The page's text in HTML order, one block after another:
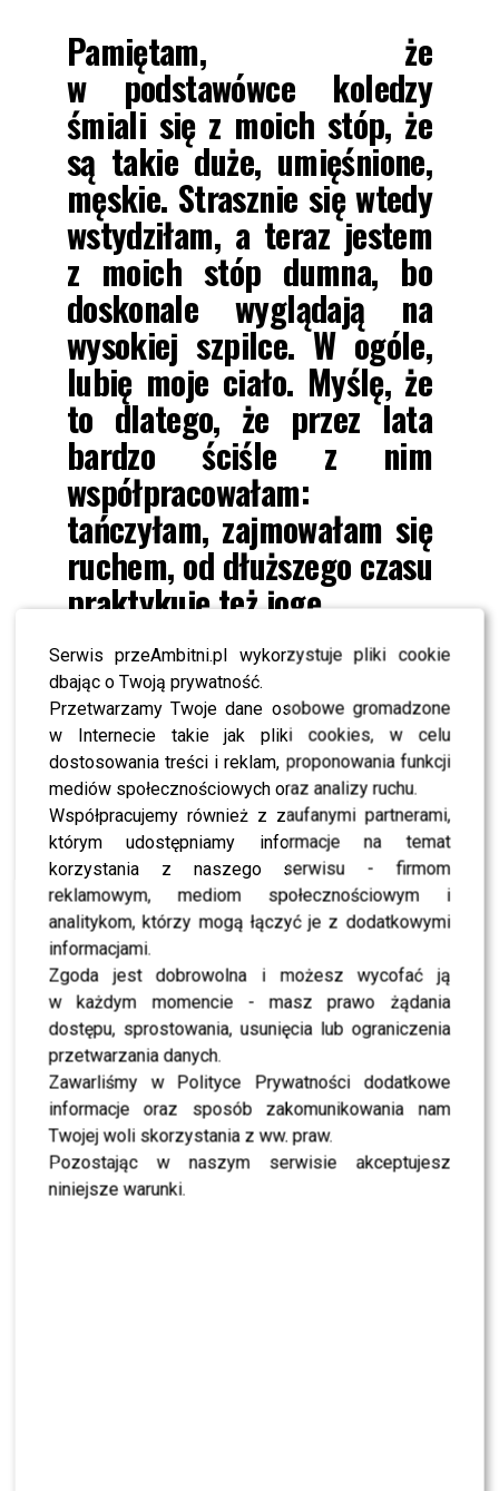
Serwis przeAmbitni.pl wykorzystuje pliki cookie
dbając o Twoją prywatność.
Przetwarzamy Twoje dane osobowe gromadzone
w Internecie takie jak pliki cookies, w celu
dostosowania treści i reklam, proponowania funkcji
mediów społecznościowych oraz analizy ruchu.
Współpracujemy również z zaufanymi partnerami,
którym udostępniamy informacje na temat
korzystania z naszego serwisu - firmom
reklamowym, mediom społecznościowym i
analitykom, którzy mogą łączyć je z dodatkowymi
informacjami.
Zgoda jest dobrowolna i możesz wycofać ją
w każdym momencie - masz prawo żądania
dostępu, sprostowania, usunięcia lub ograniczenia
przetwarzania danych.
Zawarliśmy w Polityce Prywatności dodatkowe
informacje oraz sposób zakomunikowania nam
Twojej woli skorzystania z ww. praw.
Pozostając w naszym serwisie akceptujesz
niniejsze warunki.
Pamiętam, że
w podstawówce koledzy
śmiali się z moich stóp, że
są takie duże, umięśnione,
męskie. Strasznie się wtedy
wstydziłam, a teraz jestem
z moich stóp dumna, bo
doskonale wyglądają na
wysokiej szpilce. W ogóle,
lubię moje ciało. Myślę, że
to dlatego, że przez lata
bardzo ściśle z nim
współpracowałam:
tańczyłam, zajmowałam się
ruchem, od dłuższego czasu
praktykuję też jogę
Czarnobiałe fotografieKasiwykonałaAldona
Karczmarczyk. Na zdjęciach aktorka zapozowała nago,
przykryta jedynie przezroczystą tkaniną. Pod zdjęciami
napisała:
Czasami ma człowiek
chwilkę, żeby sobie
przypomnieć… Kim jest…
Dokąd zmierza?.. Właśnie
tego Wam życzę w
nadchodzącym czasie. Bo to
bardzo cenne, a tak
rzadkie, kiedy jesteśmy
dorośli
Aldona! Dziękuję